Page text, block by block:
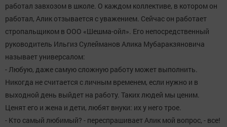
работал завхозом в школе. О каждом коллективе, в котором он
работал, Алик отзывается с уважением. Сейчас он работает
стропальщиком в ООО «Шешма-ойл». Его непосредственный
руководитель Ильгиз Сулейманов Алика Мубаракзяновича
называет универсалом:
- Любую, даже самую сложную работу может выполнить.
Никогда не считается с личным временем, если нужно и в
выходной день выйдет на работу. Таких людей мы ценим.
Ценят его и жена и дети, любят внуки: их у него трое.
- Кто самый любимый? - переспрашивает Алик мой вопрос, - все!